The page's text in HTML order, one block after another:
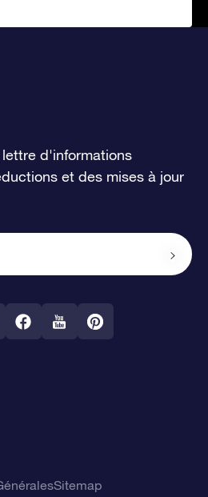
d'informations
et des mises à jour
Sitemap